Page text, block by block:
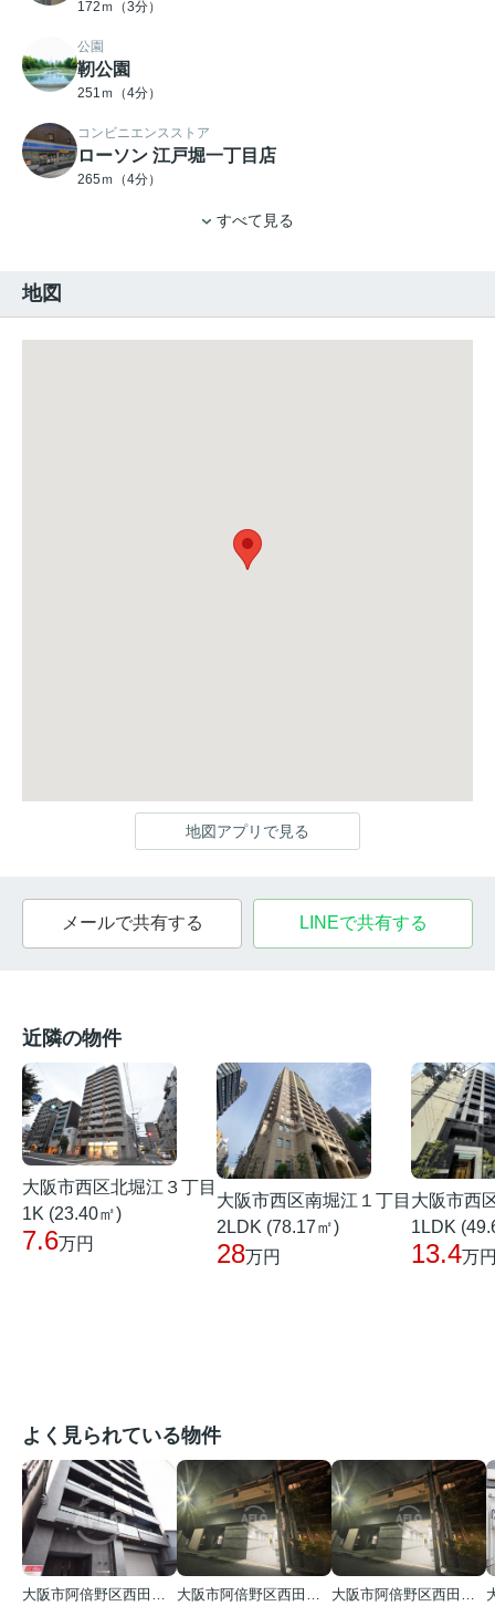
172ｍ（3分）
公園
靭公園
251ｍ（4分）
コンビニエンスストア
ローソン 江戸堀一丁目店
265ｍ（4分）
すべて見る
地図
地図アプリで見る
メールで共有する LINEで共有する
近隣の物件
大阪市西区北堀江３丁目
1K (23.40㎡)
7.6万円
大阪市西区南堀江１丁目
2LDK (78.17㎡)
28万円
大阪市西
1LDK
13.4万
よく見られている物件
大阪市阿倍野区西田辺町１丁目
大阪市阿倍野区西田辺町１丁目
大阪市阿倍野区西田辺町１丁目